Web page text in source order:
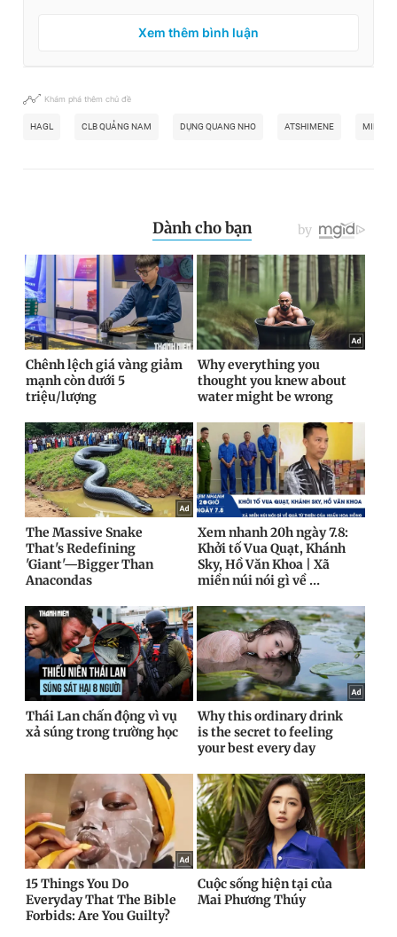
Xem thêm bình luận
Khám phá thêm chủ đề
HAGL CLB QUẢNG NAM DỤNG QUANG NHO ATSHIMENE MINH